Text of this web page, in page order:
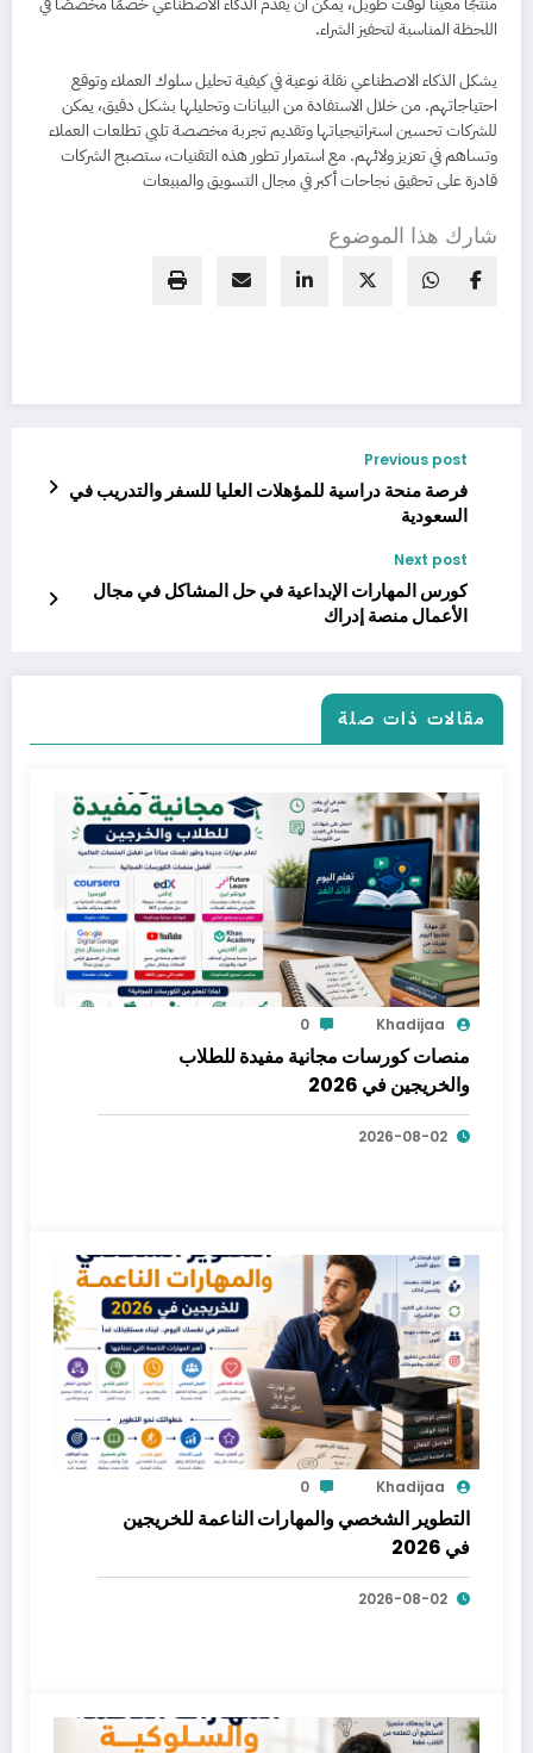
اللحظة المناسبة لتحفيز الشراء.
يشكل الذكاء الاصطناعي نقلة نوعية في كيفية تحليل سلوك العملاء وتوقع
احتياجاتهم. من خلال الاستفادة من البيانات وتحليلها بشكل دقيق، يمكن
للشركات تحسين استراتيجياتها وتقديم تجربة مخصصة تلبي تطلعات العملاء
وتساهم في تعزيز ولائهم. مع استمرار تطور هذه التقنيات، ستصبح الشركات
قادرة على تحقيق نجاحات أكبر في مجال التسويق والمبيعات
شارك هذا الموضوع
Previous post
فرصة منحة دراسية للمؤهلات العليا للسفر والتدريب في
السعودية
Next post
كورس المهارات الإبداعية في حل المشاكل في مجال
الأعمال منصة إدراك
مقالات ذات صلة
Khadijaa
0
منصات كورسات مجانية مفيدة للطلاب
والخريجين في 2026
2026-08-02
Khadijaa
0
التطوير الشخصي والمهارات الناعمة للخريجين
في 2026
2026-08-02